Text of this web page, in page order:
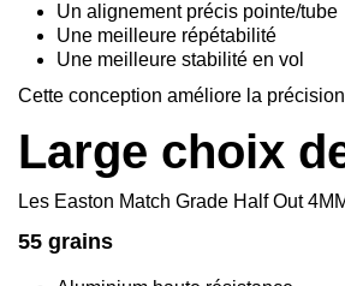
Un alignement précis pointe/tube
Une meilleure répétabilité
Une meilleure stabilité en vol
Cette conception améliore la
Large choix
Les Easton Match Grade Half Out
55 grains